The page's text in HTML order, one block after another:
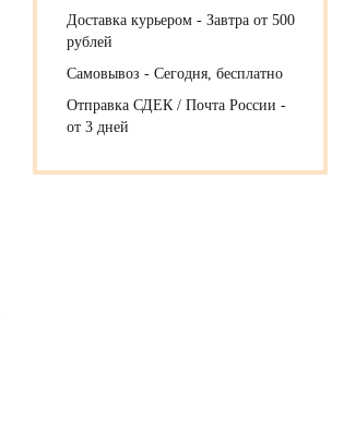
Доставка курьером - Завтра от 500
рублей
Самовывоз - Сегодня, бесплатно
Отправка СДЕК / Почта России -
от 3 дней